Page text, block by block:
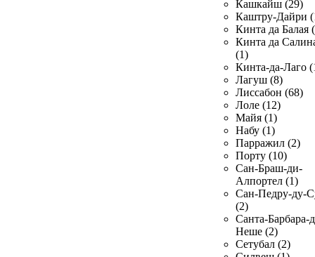
Кашкайш (29)
Каштру-Дайри
Кинта да Балая
Кинта да
(1)
Кинта-да-Лаго
Лагуш (8)
Лиссабон (68)
Лоле (12)
Майя (1)
Набу (1)
Парражил (2)
Порту (10)
Сан-Браш-ди-
Алпортел (1)
Сан-Педру-ду-
(2)
Санта-Барбара-
Неше (2)
Сетубал (2)